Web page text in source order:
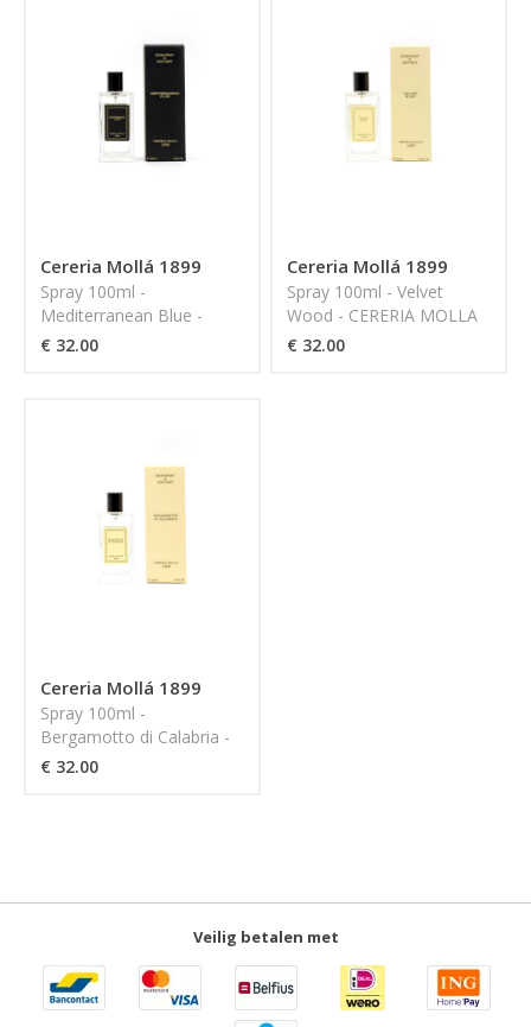
Cereria Mollá 1899
Spray 100ml -
Mediterranean Blue -
CERERIA MOLLA 1899
€ 32.00
Cereria Mollá 1899
Spray 100ml - Velvet
Wood - CERERIA MOLLA
1899
€ 32.00
Cereria Mollá 1899
Spray 100ml -
Bergamotto di Calabria -
CERERIA MOLLA 1899
€ 32.00
Veilig betalen met